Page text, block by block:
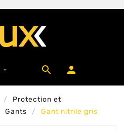
  
Protection et
Gants Gant nitrile gris